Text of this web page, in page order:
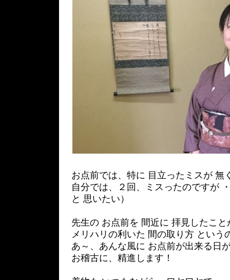
お点前では、特に 目立ったミスが 無
自分では、２回、ミスったのですが
と 思いたい）
先生の お点前を 間近に 拝見したこ
メリハリの利いた 間の取り方 という
あ～、あんな風に お点前が出来る日
お稽古に、精進します！